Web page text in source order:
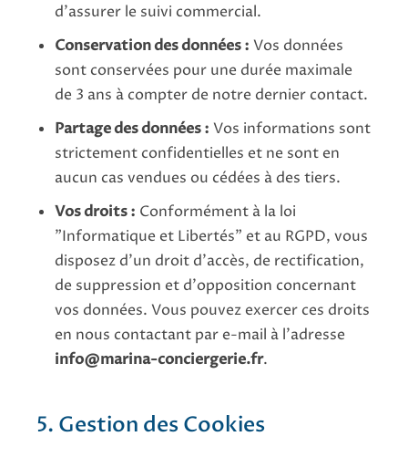
d'assurer le suivi commercial.
Conservation des données : Vos données
sont conservées pour une durée maximale
de 3 ans à compter de notre dernier contact.
Partage des données : Vos informations sont
strictement confidentielles et ne sont en
aucun cas vendues ou cédées à des tiers.
Vos droits : Conformément à la loi
"Informatique et Libertés" et au RGPD, vous
disposez d'un droit d'accès, de rectification,
de suppression et d'opposition concernant
vos données. Vous pouvez exercer ces droits
en nous contactant par e-mail à l'adresse
info@marina-conciergerie.fr.
5. Gestion des Cookies